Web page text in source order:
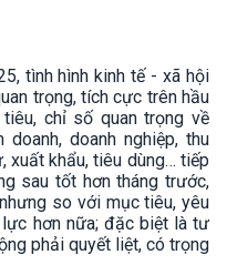
tình hình kinh tế - xã hội
trọng, tích cực trên hầu
chỉ số quan trọng về
doanh nghiệp, thu
xuất khẩu, tiêu dùng… tiếp
sau tốt hơn tháng trước,
so với mục tiêu, yêu
hơn nữa; đặc biệt là tư
phải quyết liệt, có trọng